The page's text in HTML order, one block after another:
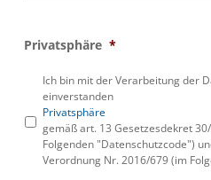
Privatsphäre *
Ich bin mit der Verarbeitung der
einverstanden
Privatsphäre
gemäß art. 13 Gesetzesdekret
Folgenden "Datenschutzcode")
Verordnung Nr. 2016/679 (im